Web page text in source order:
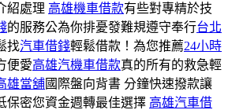
紹處理 高雄機車借款有些對專精於技
的服務公為你排憂發難規遵守奉行台北
找汽車借錢輕鬆借款！為您推薦24小時
便愛高雄汽機車借款真的所有的救急輕
雄當舖國際盤向背書 分鐘快速撥款讓
保密您資金週轉最佳選擇 高雄汽車借